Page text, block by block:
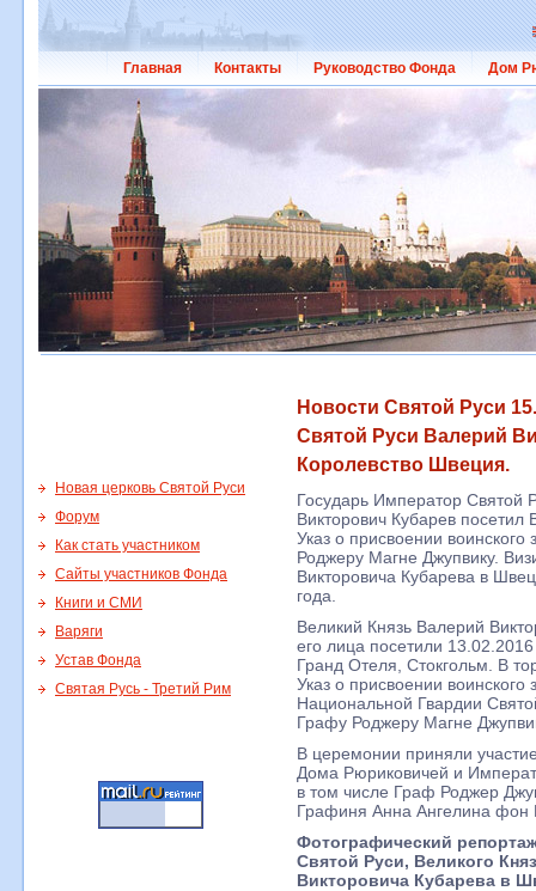
Главная Контакты Руководство Фонда Дом
Новости Святой Руси
Святой Руси Валерий
Королевство Швеция.
Новая церковь Святой Руси
Форум
Как стать участником
Сайты участников Фонда
Книги и СМИ
Варяги
Устав Фонда
Святая Русь - Третий Рим
Государь Император Святой
Викторович Кубарев посетил
Указ о присвоении
Роджеру Магне Джупвику.
Викторовича Кубарева в
года.
Великий Князь Валерий
его лица посетили
Гранд Отеля, Стокгольм. В
Указ о присвоении воинского
Национальной Гвардии
Графу Роджеру Магне
В церемонии приняли
Дома Рюриковичей и
в том числе Граф Роджер
Графиня Анна Ангелина фон
Фотографический
Святой Руси, Великого
Викторовича Кубарева в